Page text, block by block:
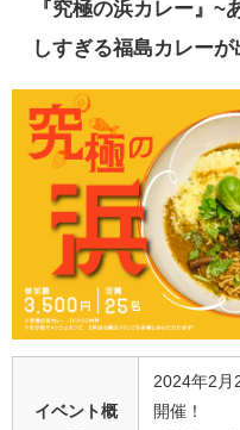
『究極の浜カレー』~
しすぎる福島カレーが
イベント概
2024年2月
開催！